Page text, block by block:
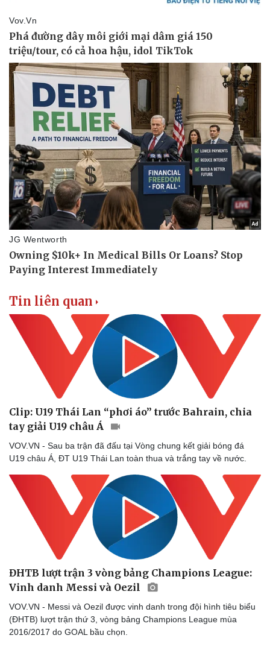
Doanh nghiệp
Thông tin doanh nghiệp
Doanh nghiệp 24h
Doanh nhân
Vì cộng đồng
Công nghệ
Sành điệu
Tin Công nghệ
Trải nghiệm
Chuyển đổi số
Tin liên quan
Clip: U19 Thái Lan “phơi áo” trước Bahrain, chia
tay giải U19 châu Á
VOV.VN - Sau ba trận đã đấu tại Vòng chung kết giải bóng đá
U19 châu Á, ĐT U19 Thái Lan toàn thua và trắng tay về nước.
ĐHTB lượt trận 3 vòng bảng Champions League:
Vinh danh Messi và Oezil
VOV.VN - Messi và Oezil được vinh danh trong đội hình tiêu biểu
(ĐHTB) lượt trận thứ 3, vòng bảng Champions League mùa
2016/2017 do GOAL bầu chọn.